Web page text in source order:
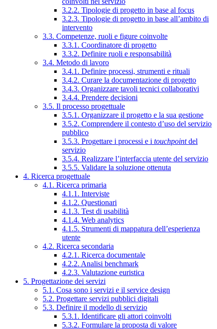
3.2.2. Tipologie di progetto in base al focus
3.2.3. Tipologie di progetto in base all’ambito di
intervento
3.3. Competenze, ruoli e figure coinvolte
3.3.1. Coordinatore di progetto
3.3.2. Definire ruoli e responsabilità
3.4. Metodo di lavoro
3.4.1. Definire processi, strumenti e rituali
3.4.2. Curare la documentazione di progetto
3.4.3. Organizzare tavoli tecnici collaborativi
3.4.4. Prendere decisioni
3.5. Il processo progettuale
3.5.1. Organizzare il progetto e la sua gestione
3.5.2. Comprendere il contesto d’uso del servizio
pubblico
3.5.3. Progettare i processi e i touchpointdel
servizio
3.5.4. Realizzare l’interfaccia utente del servizio
3.5.5. Validare la soluzione ottenuta
4. Ricerca progettuale
4.1. Ricerca primaria
4.1.1. Interviste
4.1.2. Questionari
4.1.3. Test di usabilità
4.1.4. Web analytics
4.1.5. Strumenti di mappatura dell’esperienza
utente
4.2. Ricerca secondaria
4.2.1. Ricerca documentale
4.2.2. Analisi benchmark
4.2.3. Valutazione euristica
5. Progettazione dei servizi
5.1. Cosa sono i servizi e il service design
5.2. Progettare servizi pubblici digitali
5.3. Definire il modello di servizio
5.3.1. Identificare gli attori coinvolti
5.3.2. Formulare la proposta di valore